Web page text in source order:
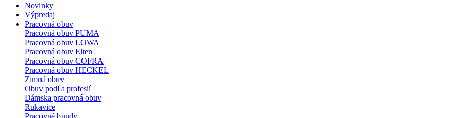
Novinky
Výpredaj
Pracovná obuv
Pracovná obuv PUMA
Pracovná obuv LOWA
Pracovná obuv Elten
Pracovná obuv COFRA
Pracovná obuv HECKEL
Zimná obuv
Obuv podľa profesií
Dámska pracovná obuv
Rukavice
Pracovné bundy